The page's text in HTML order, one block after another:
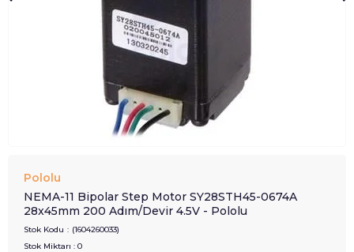
Pololu
NEMA-11 Bipolar Step Motor SY28STH45-0674A
28x45mm 200 Adım/Devir 4.5V - Pololu
Stok Kodu
(1604260033)
Stok Miktarı : 0